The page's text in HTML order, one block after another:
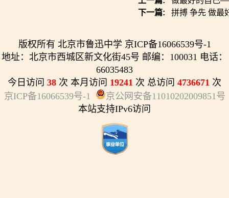
下一篇: 拼搏 争先 做
版权所有 北京市鲁迅中学 京ICP备16066539号-1
地址：北京市西城区新文化街45号 邮编：100031 电话：
66035483
今日访问 38 次 本月访问 19241 次 总访问 4736671 次
京ICP备16066539号-1
京公网安备11010202009851号
本站支持IPv6访问